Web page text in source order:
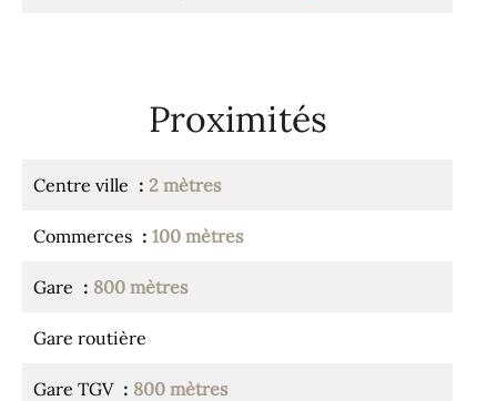
Proximités
Centre ville 2 mètres
Commerces 100 mètres
Gare 800 mètres
Gare routière
Gare TGV 800 mètres